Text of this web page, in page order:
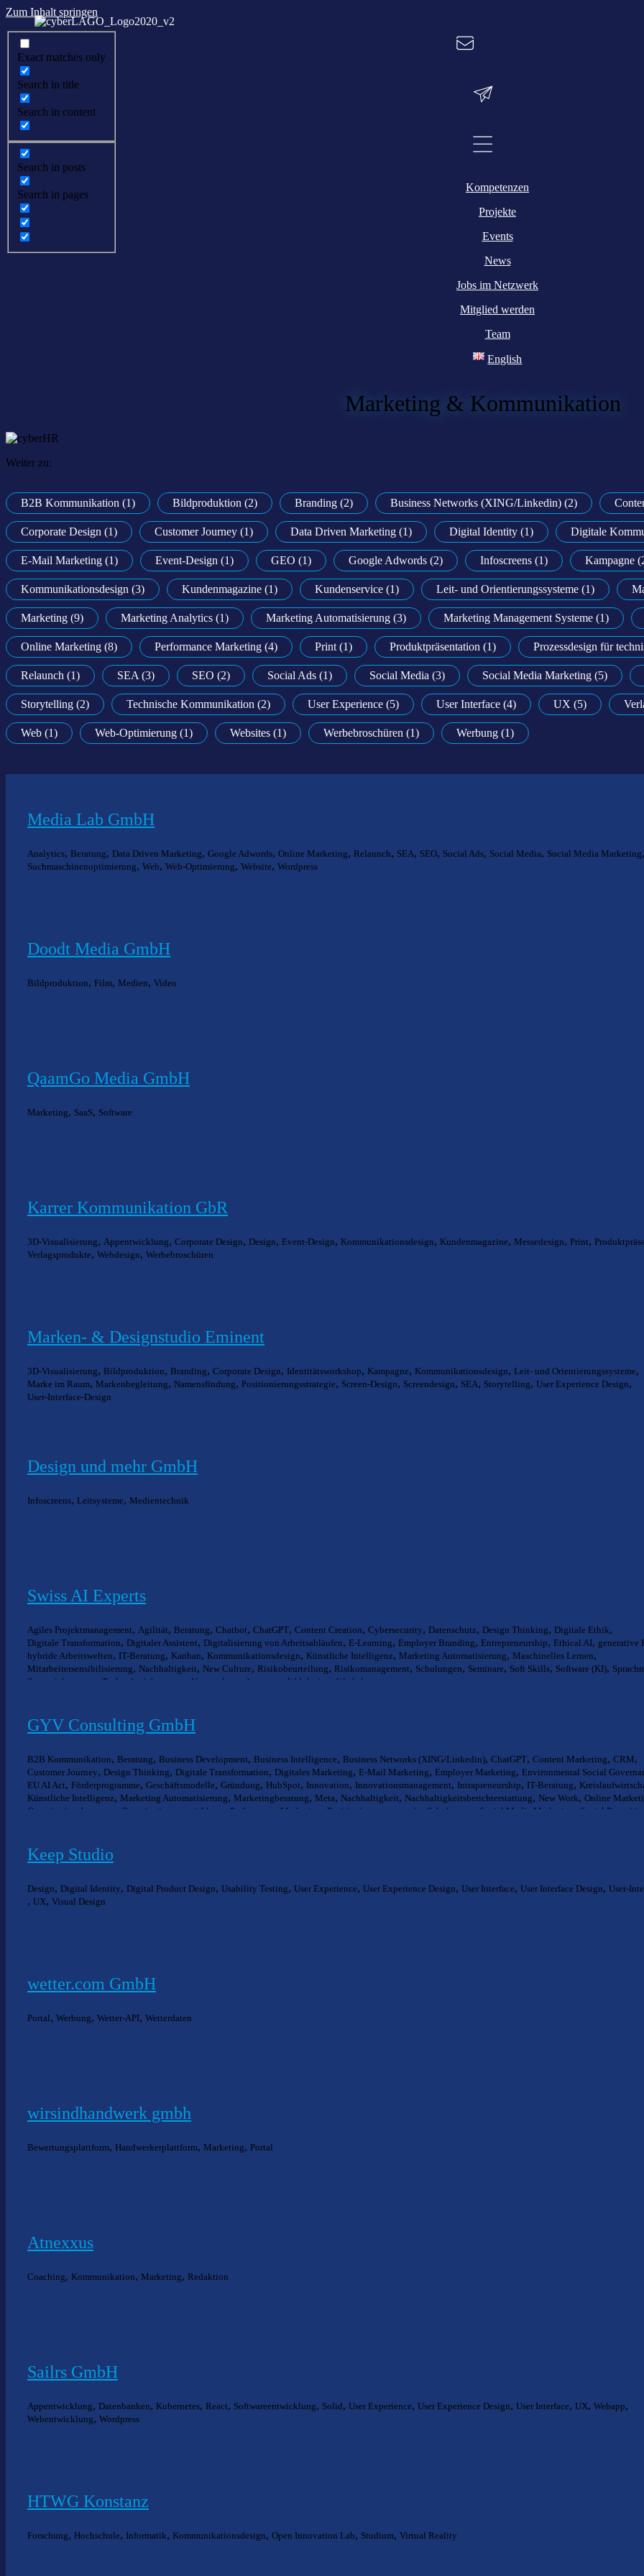
Zum Inhalt springen
Exact matches only
Search in title
Search in content
Search in posts
Search in pages
Kompetenzen
Projekte
Events
News
Jobs im Netzwerk
Mitglied werden
Team
English
Marketing & Kommunikation
Weiter zu:
B2B Kommunikation (1) Bildproduktion (2) Branding (2) Business Networks (XING/Linkedin) (2)
Corporate Design (1) Customer Journey (1) Data Driven Marketing (1) Digital Identity (1) Digitale
E-Mail Marketing (1) Event-Design (1) GEO (1) Google Adwords (2) Infoscreens (1) Kampagne
Kommunikationsdesign (3) Kundenmagazine (1) Kundenservice (1) Leit- und Orientierungssysteme (1)
Marketing (9) Marketing Analytics (1) Marketing Automatisierung (3) Marketing Management Systeme (1)
Online Marketing (8) Performance Marketing (4) Print (1) Produktpräsentation (1) Prozessdesign für
Relaunch (1) SEA (3) SEO (2) Social Ads (1) Social Media (3) Social Media Marketing (5)
Storytelling (2) Technische Kommunikation (2) User Experience (5) User Interface (4) UX (5)
Web (1) Web-Optimierung (1) Websites (1) Werbebroschüren (1) Werbung (1)
Media Lab GmbH
Analytics, Beratung, Data Driven Marketing, Google Adwords, Online Marketing, Relaunch, SEA, SEO, Social Ads, Social Media, Social Media Marketing,
Suchmaschinenoptimierung, Web, Web-Optimierung, Website, Wordpress
Doodt Media GmbH
Bildproduktion, Film, Medien, Video
QaamGo Media GmbH
Marketing, SaaS, Software
Karrer Kommunikation GbR
3D-Visualisierung, Appentwicklung, Corporate Design, Design, Event-Design, Kommunikationsdesign, Kundenmagazine, Messedesign, Print,
Verlagsprodukte, Webdesign, Werbebroschüren
Marken- & Designstudio Eminent
3D-Visualisierung, Bildproduktion, Branding, Corporate Design, Identitätsworkshop, Kampagne, Kommunikationsdesign, Leit- und Orientierungssysteme,
Marke im Raum, Markenbegleitung, Namensfindung, Positionierungsstrategie, Screen-Design, Screendesign, SEA, Storytelling, User Experience Design,
User-Interface-Design
Design und mehr GmbH
Infoscreens, Leitsysteme, Medientechnik
Swiss AI Experts
Agiles Projektmanagement, Agilität, Beratung, Chatbot, ChatGPT, Content Creation, Cybersecurity, Datenschutz, Design Thinking, Digitale Ethik,
Digitale Transformation, Digitaler Assistent, Digitalisierung von Arbeitsabläufen, E-Learning, Employer Branding, Entrepreneurship, Ethical AI, generative
hybride Arbeitswelten, IT-Beratung, Kanban, Kommunikationsdesign, Künstliche Intelligenz, Marketing Automatisierung, Maschinelles Lernen,
Mitarbeitersensibilisierung, Nachhaltigkeit, New Culture, Risikobeurteilung, Risikomanagement, Schulungen, Seminare, Soft Skills, Software (KI),
Strategieberatung Technologieberatung Unternehmensberatung Webdesign Workshops
GYV Consulting GmbH
B2B Kommunikation, Beratung, Business Development, Business Intelligence, Business Networks (XING/Linkedin), ChatGPT, Content Marketing, CRM,
Customer Journey, Design Thinking, Digitale Transformation, Digitales Marketing, E-Mail Marketing, Employer Marketing, Environmental Social
EU AI Act, Förderprogramme, Geschäftsmodelle, Gründung, HubSpot, Innovation, Innovationsmanagement, Intrapreneurship, IT-Beratung,
Künstliche Intelligenz, Marketing Automatisierung, Marketingberatung, Meta, Nachhaltigkeit, Nachhaltigkeitsberichterstattung, New Work, Online
Organisationsberatung Organisationsentwicklung Performance Marketing Positionierungsstrategie Schulungen Social Media Marketing Social Recruiting
Keep Studio
Design, Digital Identity, Digital Product Design, Usability Testing, User Experience, User Experience Design, User Interface, User Interface Design, User-
, UX, Visual Design
wetter.com GmbH
Portal, Werbung, Wetter-API, Wetterdaten
wirsindhandwerk gmbh
Bewertungsplattform, Handwerkerplattform, Marketing, Portal
Atnexxus
Coaching, Kommunikation, Marketing, Redaktion
Sailrs GmbH
Appentwicklung, Datenbanken, Kubernetes, React, Softwareentwicklung, Solid, User Experience, User Experience Design, User Interface, UX, Webapp,
Webentwicklung, Wordpress
HTWG Konstanz
Forschung, Hochschule, Informatik, Kommunikationsdesign, Open Innovation Lab, Studium, Virtual Reality